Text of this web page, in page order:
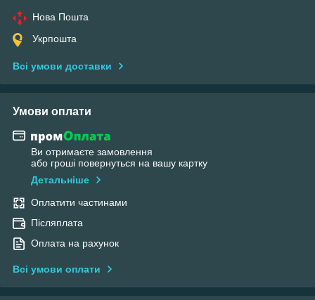
Нова Пошта
Укрпошта
Всі умови доставки
Умови оплати
Ви отримаєте замовлення
або гроші повернуться на вашу картку
Детальніше
Оплатити частинами
Післяплата
Оплата на рахунок
Всі умови оплати